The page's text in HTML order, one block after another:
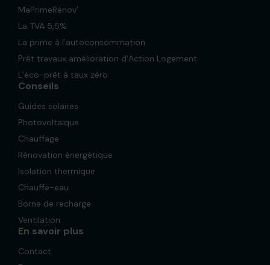
MaPrimeRénov’
La TVA 5,5%
La prime à l’autoconsommation
Prêt travaux amélioration d’Action Logement
L’éco-prêt à taux zéro
Conseils
Guides solaires
Photovoltaïque
Chauffage
Rénovation énergétique
Isolation thermique
Chauffe-eau
Borne de recharge
Ventilation
En savoir plus
Contact